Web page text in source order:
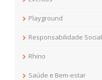
Playground
Responsabilidade Social
Rhino
Saúde e Bem-estar